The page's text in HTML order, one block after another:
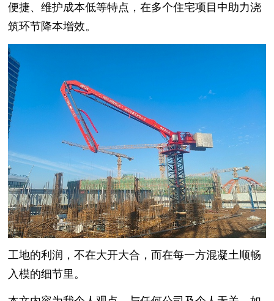
便捷、维护成本低等特点，在多个住宅项目中助力浇
筑环节降本增效。
工地的利润，不在大开大合，而在每一方混凝土顺畅
入模的细节里。